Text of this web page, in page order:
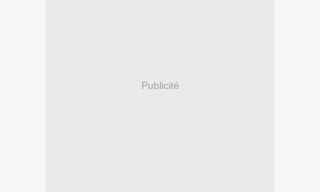
Publicité